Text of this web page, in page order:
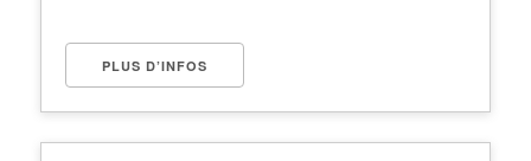
PLUS D’INFOS